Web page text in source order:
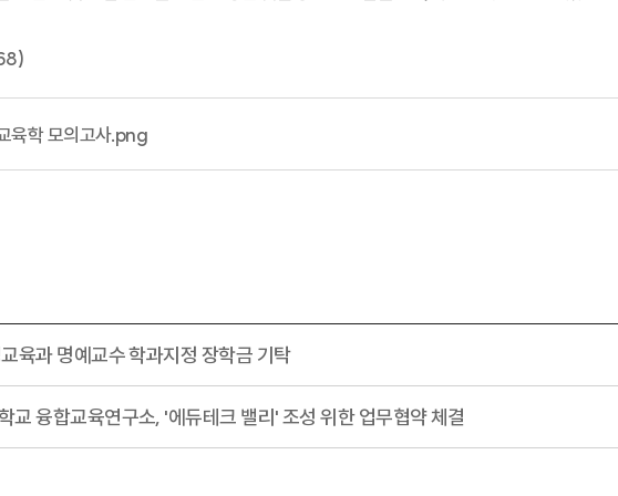
육학 모의고사.png
육과 명예교수 학과지정 장학금 기탁
교 융합교육연구소, '에듀테크 밸리' 조성 위한 업무협약 체결